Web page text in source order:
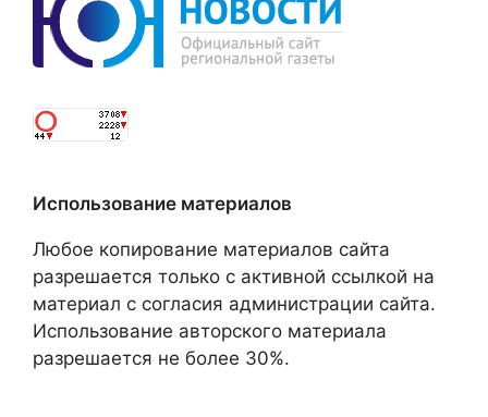
Использование материалов
Любое копирование материалов сайта
разрешается только с активной ссылкой на
материал с согласия администрации сайта.
Использование авторского материала
разрешается не более 30%.